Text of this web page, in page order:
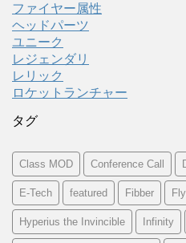
ファイヤー属性
ヘッドパーツ
ユニーク
レジェンダリ
レリック
ロケットランチャー
タグ
Class MOD Conference Call
E-Tech featured Fibber
Hyperius the Invincible Infinity